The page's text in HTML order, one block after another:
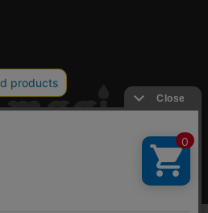
東京都公安委員会 第303311606477号
© 2019 Jiraffe Inc.